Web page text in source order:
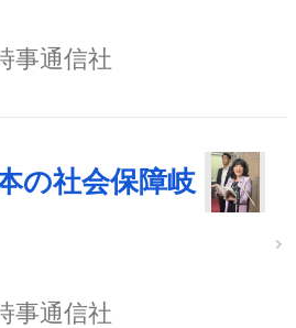
事通信社
の社会保障岐
事通信社